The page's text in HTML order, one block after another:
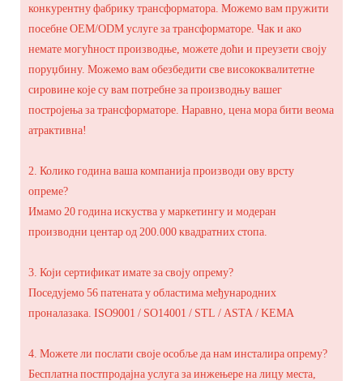
конкурентну фабрику трансформатора. Можемо вам пружити
посебне OEM/ODM услуге за трансформаторе. Чак и ако
немате могућност производње, можете доћи и преузети своју
поруџбину. Можемо вам обезбедити све висококвалитетне
сировине које су вам потребне за производњу вашег
постројења за трансформаторе. Наравно, цена мора бити веома
атрактивна!
2. Колико година ваша компанија производи ову врсту
опреме?
Имамо 20 година искуства у маркетингу и модеран
производни центар од 200.000 квадратних стопа.
3. Који сертификат имате за своју опрему?
Поседујемо 56 патената у областима међународних
проналазака. ISO9001 / SO14001 / STL / ASTA / KEMA
4. Можете ли послати своје особље да нам инсталира опрему?
Бесплатна постпродајна услуга за инжењере на лицу места,